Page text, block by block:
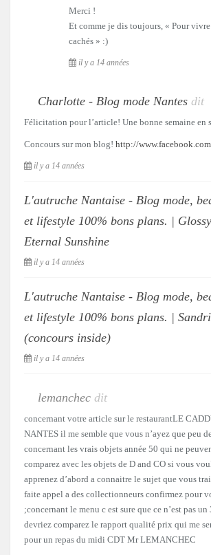
Merci !
Et comme je dis toujours, « Pour
cachés » :)
il y a 14 années
Charlotte - Blog mode Nantes dit
Félicitation pour l’article! Une bonne semaine en
Concours sur mon blog! http://
il y a 14 années
L'autruche Nantaise - Blog mode,
et lifestyle 100% bons plans. |
Eternal Sunshine
il y a 14 années
L'autruche Nantaise - Blog mode,
et lifestyle 100% bons plans. |
(concours inside)
il y a 14 années
lemanchec dit
concernant votre article sur le restaurantLE
NANTES il me semble que vous n’ayez que peu
concernant les vrais objets année 50 qui ne
comparez avec les objets de D and CO si vous
apprenez d’abord a connaitre le sujet que vous
faite appel a des collectionneurs confirmez pour
;concernant le menu c est sure que ce n’est pas
devriez comparez le rapport qualité prix qui me
pour un repas du midi CDT Mr LEMANCHEC